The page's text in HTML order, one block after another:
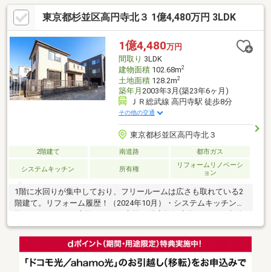
問題等ご相談をお受けします■交通アクセス■・ＪＲ中央線【高円
寺】駅徒歩8分----------------------お気軽に下記の《資料請求》又は
《見学予約》ボタンをクリック！又は大和アクタス 0120-105-
111(通話無料)まで
東京都杉並区高円寺北３ 1億4,480万円 3LDK
1億4,480万円
間取り 3LDK
建物面積102.68m2
土地面積128.2m2
築年月 2003年3月(築23年6ヶ月)
ＪＲ総武線 高円寺駅 徒歩8分
その他の交通
東京都杉並区高円寺北３
2階建て 南道路 都市ガス
システムキッチン 所有権
リフォームリノベーシ
ョン
1階に水回りが集中しており、フリールームは広さも取れている2
階建て。リフォーム履歴！（2024年10月）・システムキッチン交
設備工事・クロス、フローリング貼・照明器具設置・網戸新規交
換・外構フェンス他・ハウスクリーニング（2026年7月）・お買
い物に関して、高円寺駅には「庚申通り商店街」（約387ｍ）
「純情商店街」（約448ｍ）、「高円寺パル商店街」（約599